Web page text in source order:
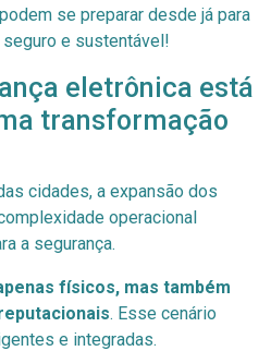
se preparar desde já para
e sustentável!
eletrônica está
transformação
cidades, a expansão dos
operacional
a segurança.
físicos, mas também
. Esse cenário
e integradas.